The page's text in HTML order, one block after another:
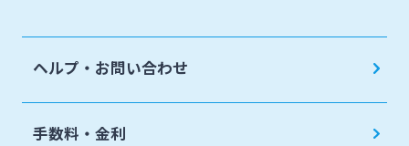
ヘルプ・お問い合わせ
手数料・金利